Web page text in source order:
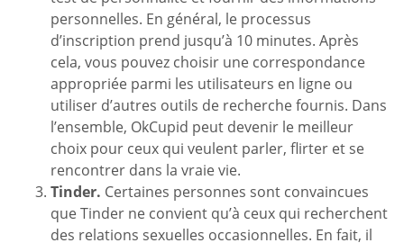
personnelles. En général, le processus
d’inscription prend jusqu’à 10 minutes. Après
cela, vous pouvez choisir une correspondance
appropriée parmi les utilisateurs en ligne ou
utiliser d’autres outils de recherche fournis. Dans
l’ensemble, OkCupid peut devenir le meilleur
choix pour ceux qui veulent parler, flirter et se
rencontrer dans la vraie vie.
Tinder. Certaines personnes sont convaincues
que Tinder ne convient qu’à ceux qui recherchent
des relations sexuelles occasionnelles. En fait, il